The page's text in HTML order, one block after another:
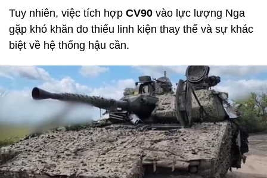
Tuy nhiên, việc tích hợp CV90 vào lực lượng Nga
gặp khó khăn do thiếu linh kiện thay thế và sự khác
biệt về hệ thống hậu cần.